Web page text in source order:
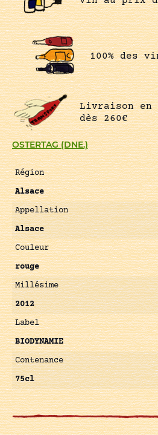
OSTERTAG (DNE.)
Région
Alsace
Appellation
Alsace
Couleur
rouge
Millésime
2012
Label
BIODYNAMIE
Contenance
75cl
100% des
Livraison en
dès 260€